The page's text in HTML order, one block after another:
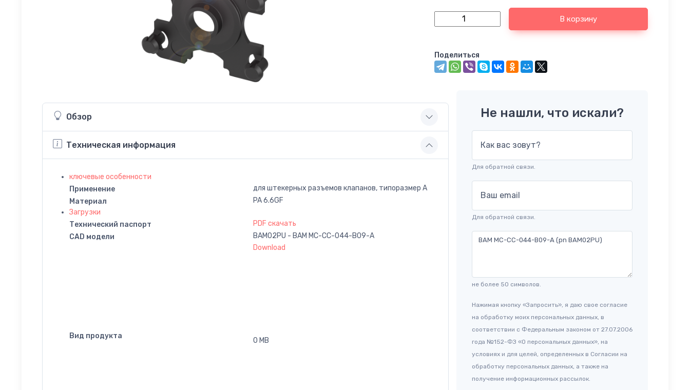
В корзину
Поделиться
Обзор
Техническая информация
ключевые особенности
Применение
для штекерных разъемов клапанов, типоразмер A
Материал
PA 6.6GF
Загрузки
Технический паспорт
PDF скачать
CAD модели
BAM02PU - BAM MC-CC-044-B09-A
Вид продукта
Download
0 MB
Не нашли, что искали?
Как вас зовут?
Для обратной связи.
Ваш email
Для обратной связи.
не более 50 символов.
Нажимая кнопку «Запросить», я даю свое согласие
на обработку моих персональных данных, в
соответствии с Федеральным законом от 27.07.2006
года №152-ФЗ «О персональных данных», на
условиях и для целей, определенных в Согласии на
обработку персональных данных, а также на
получение информационных рассылок.